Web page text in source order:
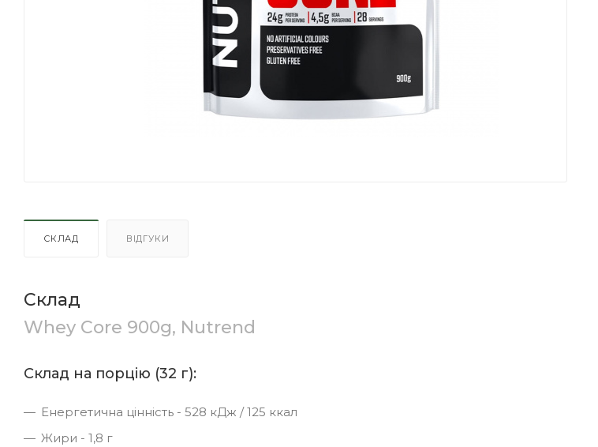
СКЛАД ВІДГУКИ
Склад
Whey Core 900g, Nutrend
Склад на порцію (32 г):
Енергетична цінність - 528 кДж / 125 ккал
Жири - 1,8 г